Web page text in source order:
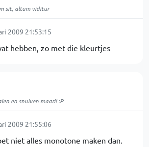
sit, altum viditur
2009 21:53:15
hebben, zo met die kleurtjes
en snuiven maar!! :P
2009 21:55:06
niet alles monotone maken dan.